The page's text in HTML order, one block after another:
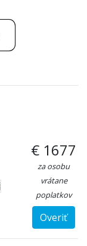
€ 1677
za osobu
vrátane
poplatkov
Overiť